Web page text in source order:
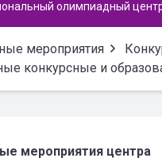
олимпиадный
мероприятия
конкурсные и
мероприятия центра